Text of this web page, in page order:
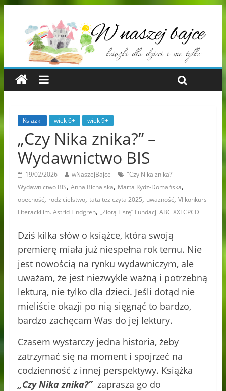
Książki wiek 6+ wiek 9+
„Czy Nika znika?” –
Wydawnictwo BIS
19/02/2026 wNaszejBajce
"Czy Nika znika?" -
Wydawnictwo BIS, Anna Bichalska, Marta Rydz-Domańska,
obecność, rodzicielstwo, tata też czyta 2025, uważność, VI konkurs
Literacki im. Astrid Lindgren, „Złotą Listę” Fundacji ABC XXI CPCD
Dziś kilka słów o książce, która swoją
premierę miała już niespełna rok temu. Nie
jest nowością na rynku wydawniczym, ale
uważam, że jest niezwykle ważną i potrzebną
lekturą, nie tylko dla dzieci. Jeśli dotąd nie
mieliście okazji po nią sięgnąć to bardzo,
bardzo zachęcam Was do jej lektury.
Czasem wystarczy jedna historia, żeby
zatrzymać się na moment i spojrzeć na
codzienność z innej perspektywy. Książka
„Czy Nika znika?”zaprasza go do